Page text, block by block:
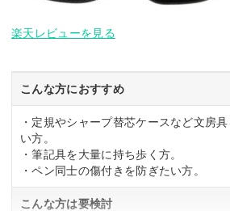
楽天レビューを見る
こんな方におすすめ
・定規やシャープ替芯ケースなど文房
い方。
・筆記具を大量に持ち歩く方。
・ペン同士の傷付きを防ぎたい方。
こんな方は要検討